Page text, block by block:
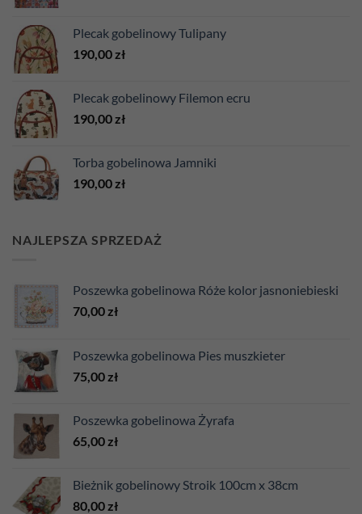
Plecak gobelinowy Tulipany
190,00 zł
Plecak gobelinowy Filemon ecru
190,00 zł
Torba gobelinowa Jamniki
190,00 zł
NAJLEPSZA SPRZEDAŻ
Poszewka gobelinowa Róże kolor jasnoniebieski
70,00 zł
Poszewka gobelinowa Pies muszkieter
75,00 zł
Poszewka gobelinowa Żyrafa
65,00 zł
Bieżnik gobelinowy Stroik 100cm x 38cm
80,00 zł